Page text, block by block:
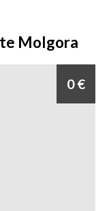
Molgora
0 €